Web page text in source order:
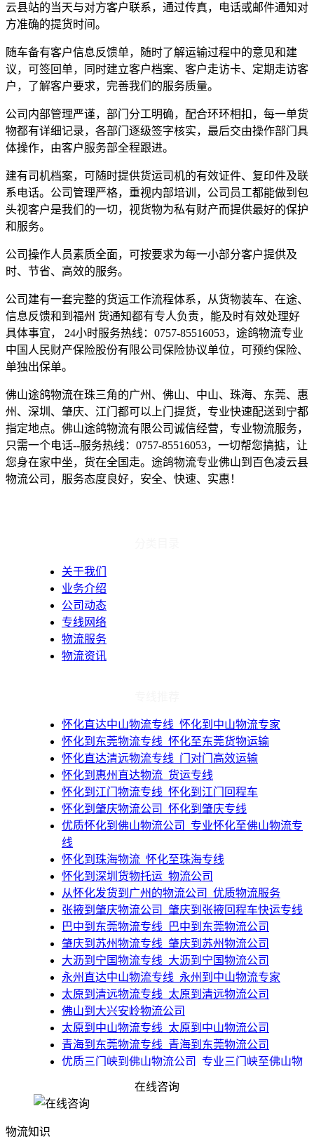
云县站的当天与对方客户联系，通过传真，电话或邮件通知对
方准确的提货时间。
随车备有客户信息反馈单，随时了解运输过程中的意见和建
议，可签回单，同时建立客户档案、客户走访卡、定期走访客
户，了解客户要求，完善我们的服务质量。
公司内部管理严谨，部门分工明确，配合环环相扣，每一单货
物都有详细记录，各部门逐级签字核实，最后交由操作部门具
体操作，由客户服务部全程跟进。
建有司机档案，可随时提供货运司机的有效证件、复印件及联
系电话。公司管理严格，重视内部培训，公司员工都能做到包
头视客户是我们的一切，视货物为私有财产而提供最好的保护
和服务。
公司操作人员素质全面，可按要求为每一小部分客户提供及
时、节省、高效的服务。
公司建有一套完整的货运工作流程体系，从货物装车、在途、
信息反馈和到福州 货通知都有专人负责，能及时有效处理好
具体事宜， 24小时服务热线：0757-85516053，途鸽物流专业
中国人民财产保险股份有限公司保险协议单位，可预约保险、
单独出保单。
佛山途鸽物流在珠三角的广州、佛山、中山、珠海、东莞、惠
州、深圳、肇庆、江门都可以上门提货，专业快速配送到宁都
指定地点。佛山途鸽物流有限公司诚信经营，专业物流服务，
只需一个电话--服务热线：0757-85516053，一切帮您搞掂，让
您身在家中坐，货在全国走。途鸽物流专业佛山到百色凌云县
物流公司，服务态度良好，安全、快速、实惠！
关于我们
业务介绍
公司动态
专线网络
物流服务
物流资讯
​怀化直达中山物流专线_怀化到中山物流专家
​怀化到东莞物流专线_怀化至东莞货物运输
​怀化直达清远物流专线_门对门高效运输
​怀化到惠州直达物流_货运专线
​怀化到江门物流专线_怀化到江门回程车
​怀化到肇庆物流公司_怀化到肇庆专线
​优质怀化到佛山物流公司_专业怀化至佛山物流专
线
​怀化到珠海物流_怀化至珠海专线
​怀化到深圳货物托运_物流公司
​从怀化发货到广州的物流公司_优质物流服务
张掖到肇庆物流公司_肇庆到张掖回程车快运专线
​巴中到东莞物流专线_巴中到东莞物流公司
​肇庆到苏州物流专线_肇庆到苏州物流公司
​大沥到宁国物流专线_大沥到宁国物流公司
​永州直达中山物流专线_永州到中山物流专家
​太原到清远物流专线_太原到清远物流公司
佛山到大兴安岭物流公司
​太原到中山物流专线_太原到中山物流公司
​青海到东莞物流专线_青海到东莞物流公司
​优质三门峡到佛山物流公司_专业三门峡至佛山物
佛山到唐山玉田县物流公司_精品货运
在线咨询
物流知识